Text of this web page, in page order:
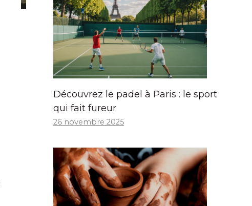
Découvrez le padel à Paris : le sport
qui fait fureur
26 novembre 2025